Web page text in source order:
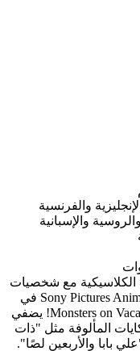
والفرنسية
والروسية والإسبانية
مع شخصيات
الرسوم المتحركة المفضلة لديك من Sony Pictures Animation في
لعبة Monsters on Vacation: Adventures in Scary Fairy Tales! يضفي
المألوفة مثل "ذات
بابا والأربعين لصًا".